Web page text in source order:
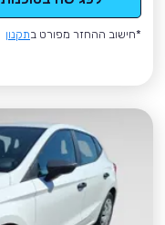
*חישוב ההחזר מפורט בתקנון